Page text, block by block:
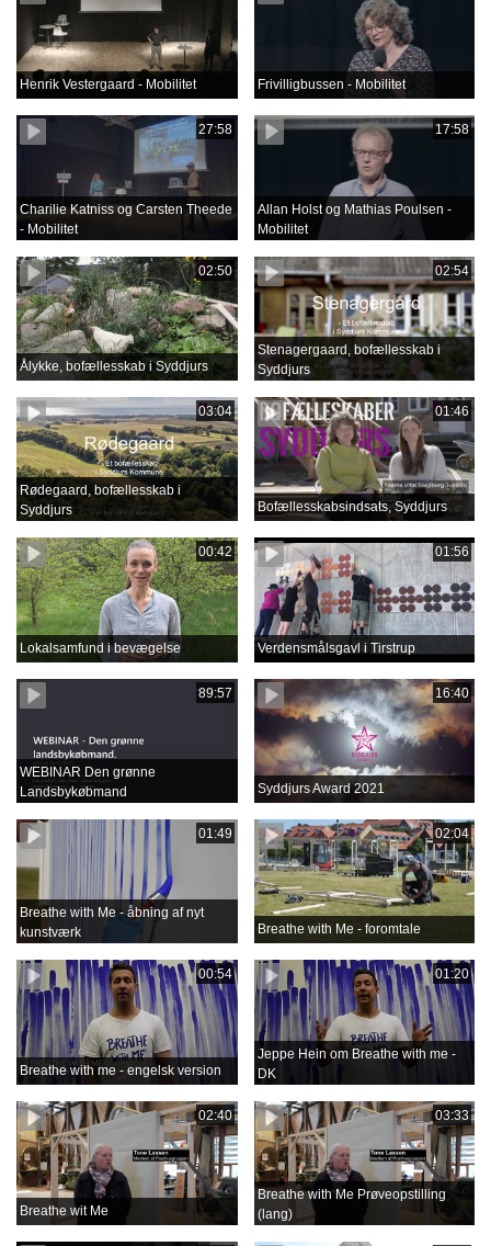
Henrik Vestergaard - Mobilitet Frivilligbussen - Mobilitet
27:58
Charilie Katniss og Carsten Theede
- Mobilitet
17:58
Allan Holst og Mathias Poulsen -
Mobilitet
02:50
Ålykke, bofællesskab i Syddjurs
02:54
Stenagergaard, bofællesskab i
Syddjurs
03:04
Rødegaard, bofællesskab i
Syddjurs
01:46
Bofællesskabsindsats, Syddjurs
00:42
Lokalsamfund i bevægelse
01:56
Verdensmålsgavl i Tirstrup
89:57
WEBINAR Den grønne
Landsbykøbmand
16:40
Syddjurs Award 2021
01:49
Breathe with Me - åbning af nyt
kunstværk
02:04
Breathe with Me - foromtale
00:54
Breathe with me - engelsk version
01:20
Jeppe Hein om Breathe with me -
DK
02:40
Breathe wit Me
03:33
Breathe with Me Prøveopstilling
(lang)